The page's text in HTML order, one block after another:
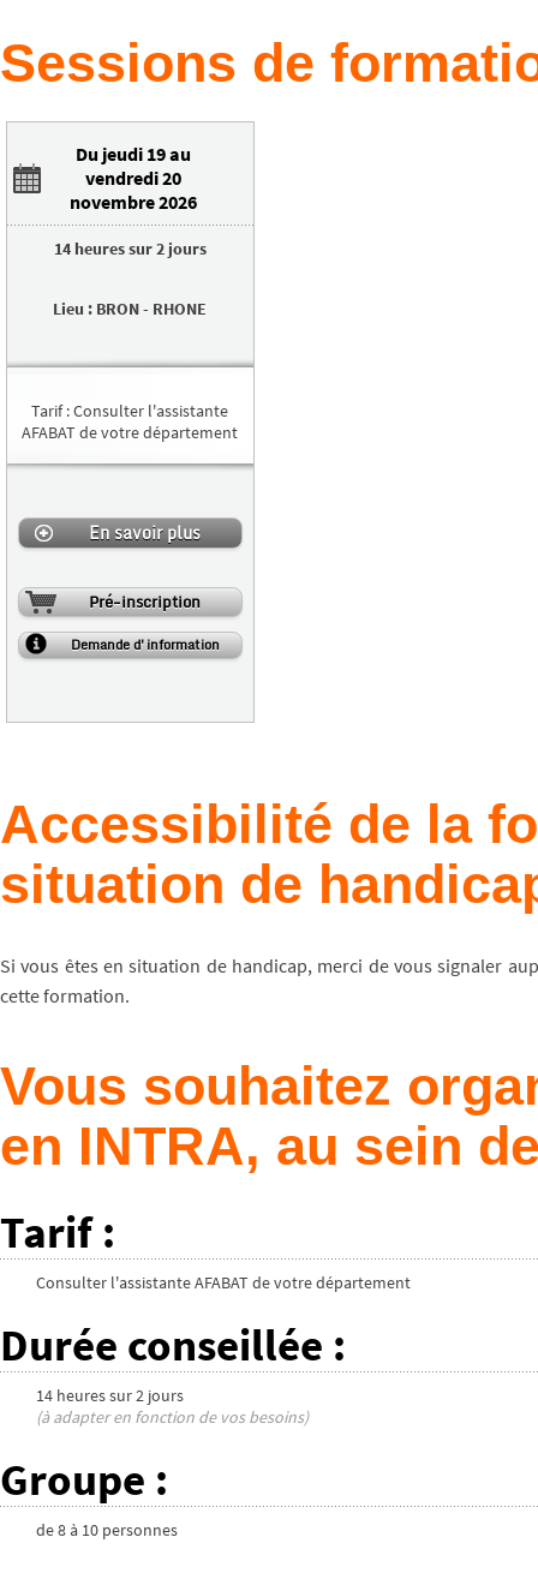
Sessions de
Du jeudi 19 au
vendredi 20
novembre 2026
14 heuressur2 jours
Lieu : BRON- RHONE
Tarif:Consulter l'assistante
AFABAT de votre département
En savoir plus
Pré-inscription
Demande d'information
Accessibilité de la
situation de
Si vous êtes en situation de handicap, merci de vous signaler
cette formation.
Vous souhaitez
en INTRA, au sein
Tarif :
Consulter l'assistante AFABAT de votre département
Durée conseillée :
14 heuressur2 jours
(à adapter en fonction de vos besoins)
Groupe :
de8à 10 personnes